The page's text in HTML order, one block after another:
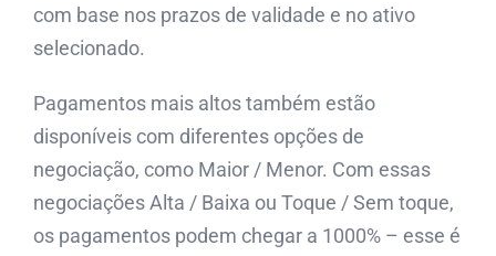
com base nos prazos de validade e no ativo
selecionado.
Pagamentos mais altos também estão
disponíveis com diferentes opções de
negociação, como Maior / Menor. Com essas
negociações Alta / Baixa ou Toque / Sem toque,
os pagamentos podem chegar a 1000% – esse é